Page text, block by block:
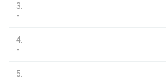
3.
-
4.
-
5.